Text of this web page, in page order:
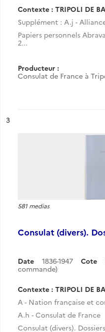
Contexte : TRIPOLI DE
Supplément : A.j -
Papiers personnels
2...
Producteur :
Consulat de France à
n°
3
581 medias
Consulat (divers).
Date 1836-1947 Cote
commande)
Contexte : TRIPOLI DE
A - Nation française et
A.h - Consulat de France
Consulat (divers).